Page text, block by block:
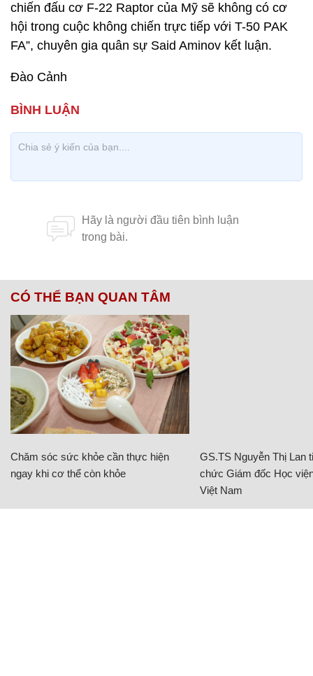
chiến đấu cơ F-22 Raptor của Mỹ sẽ không có cơ
hội trong cuộc không chiến trực tiếp với T-50 PAK
FA”, chuyên gia quân sự Said Aminov kết luận.
Đào Cảnh
CÓ THỂ BẠN QUAN TÂM
Chăm sóc sức khỏe cần thực hiện
ngay khi cơ thể còn khỏe
GS.TS Nguyễn Thị Lan
chức Giám đốc Học
Việt Nam